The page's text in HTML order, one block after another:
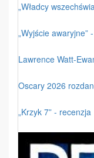
„Władcy
„Wyjście awaryjne”
Lawrence Watt-
Oscary 2026
„Krzyk 7” - recenzja